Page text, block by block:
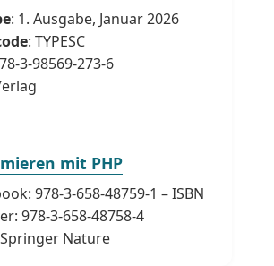
: 1. Ausgabe, Januar 2026
: TYPESC
3-98569-273-6
mit PHP
978-3-658-48759-1 – ISBN
978-3-658-48758-4
Nature